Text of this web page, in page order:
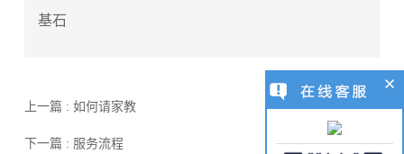
基石
上一篇 : 如何请家教
下一篇 : 服务流程